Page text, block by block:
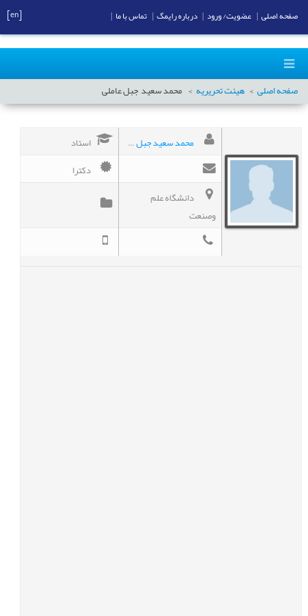
صفحه اصلی هیئت تحریریه محمد سعیدجبل عاملی
محمد سعید جبل عاملی
استاد
دکترا
دانشگاه علم
وصنعت
صفحه اصلی عضویت/ ورود درباره رایمگ تماس با ما